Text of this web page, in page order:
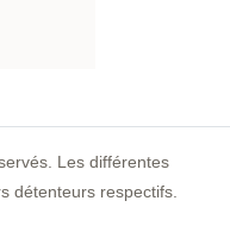
Les différentes
détenteurs respectifs.